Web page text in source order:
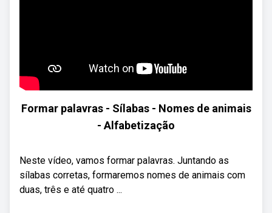
Formar palavras - Sílabas - Nomes de animais
- Alfabetização
Neste vídeo, vamos formar palavras. Juntando as
sílabas corretas, formaremos nomes de animais com
duas, três e até quatro ...